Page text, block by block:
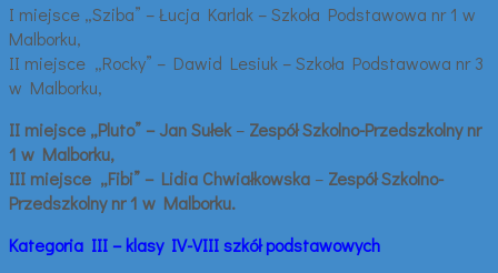
I miejsce „Sziba” – Łucja Karlak – Szkoła Podstawowa nr 1 w
Malborku,
II miejsce „Rocky” – Dawid Lesiuk – Szkoła Podstawowa nr 3
w Malborku,
II miejsce „Pluto” – Jan Sułek– Zespół Szkolno-Przedszkolny nr
1 w Malborku,
III miejsce „Fibi” – Lidia Chwiałkowska – Zespół Szkolno-
Przedszkolny nr 1 w Malborku.
Kategoria III – klasy IV-VIII szkół podstawowych